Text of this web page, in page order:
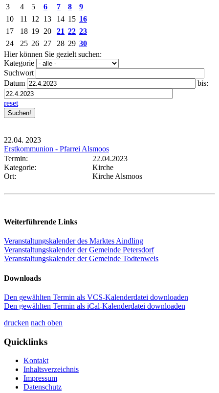
3
4 5 6 7 8
9
10
11 12 13 14 15 16
17
18 19 20 21 22 23
24
25 26 27 28 29 30
Hier können Sie gezielt suchen:
Kategorie
Suchwort
Datum
bis:
reset
22.04. 2023
Erstkommunion - Pfarrei Alsmoos
Termin:
22.04.2023
Kategorie:
Kirche
Ort:
Kirche Alsmoos
Weiterführende Links
Veranstaltungskalender des Marktes Aindling
Veranstaltungskalender der Gemeinde Petersdorf
Veranstaltungskalender der Gemeinde Todtenweis
Downloads
Den gewählten Termin als VCS-Kalenderdatei downloaden
Den gewählten Termin als iCal-Kalenderdatei downloaden
drucken nach oben
Quicklinks
Kontakt
Inhaltsverzeichnis
Impressum
Datenschutz